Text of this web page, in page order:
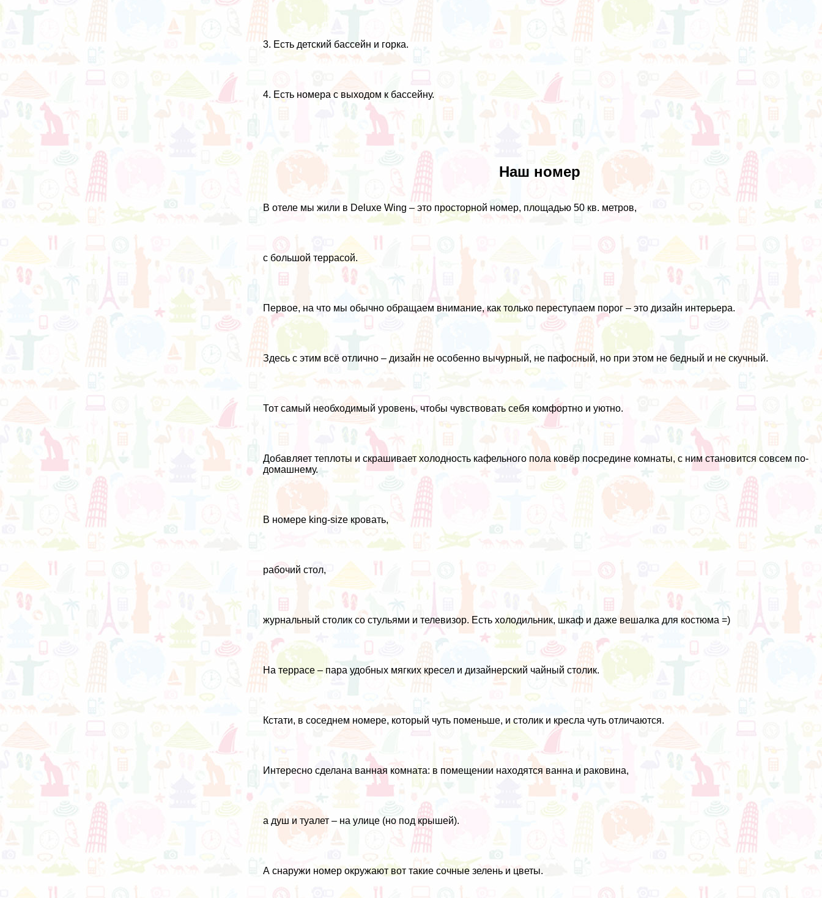
3. Есть детский бассейн и горка.
4. Есть номера с выходом к бассейну.
Наш номер
В отеле мы жили в Deluxe Wing – это просторной номер, площадью 50 кв. метров,
с большой террасой.
Первое, на что мы обычно обращаем внимание, как только переступаем порог – это дизайн интерьера.
Здесь с этим всё отлично – дизайн не особенно вычурный, не пафосный, но при этом не бедный и не скучный.
Тот самый необходимый уровень, чтобы чувствовать себя комфортно и уютно.
Добавляет теплоты и скрашивает холодность кафельного пола ковёр посредине комнаты, с ним становится совсем по-
домашнему.
В номере king-size кровать,
рабочий стол,
журнальный столик со стульями и телевизор. Есть холодильник, шкаф и даже вешалка для костюма =)
На террасе – пара удобных мягких кресел и дизайнерский чайный столик.
Кстати, в соседнем номере, который чуть поменьше, и столик и кресла чуть отличаются.
Интересно сделана ванная комната: в помещении находятся ванна и раковина,
а душ и туалет – на улице (но под крышей).
А снаружи номер окружают вот такие сочные зелень и цветы.